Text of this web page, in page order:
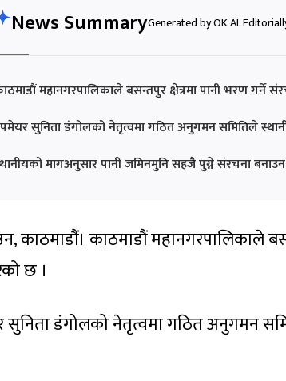
News SummaryGenerated by OK AI.
महानगरपालिकाले बसन्तपुर क्षेत्रमा पानी भरण गर्ने
सुनिता डंगोलको नेतृत्वमा गठित अनुगमन समितिले
मागअनुसार पानी जमिनमुनि सहजै पुग्ने संरचना
काठमाडौं। काठमाडौं महानगरपालिकाले
छ ।
डंगोलको नेतृत्वमा गठित अनुगमन